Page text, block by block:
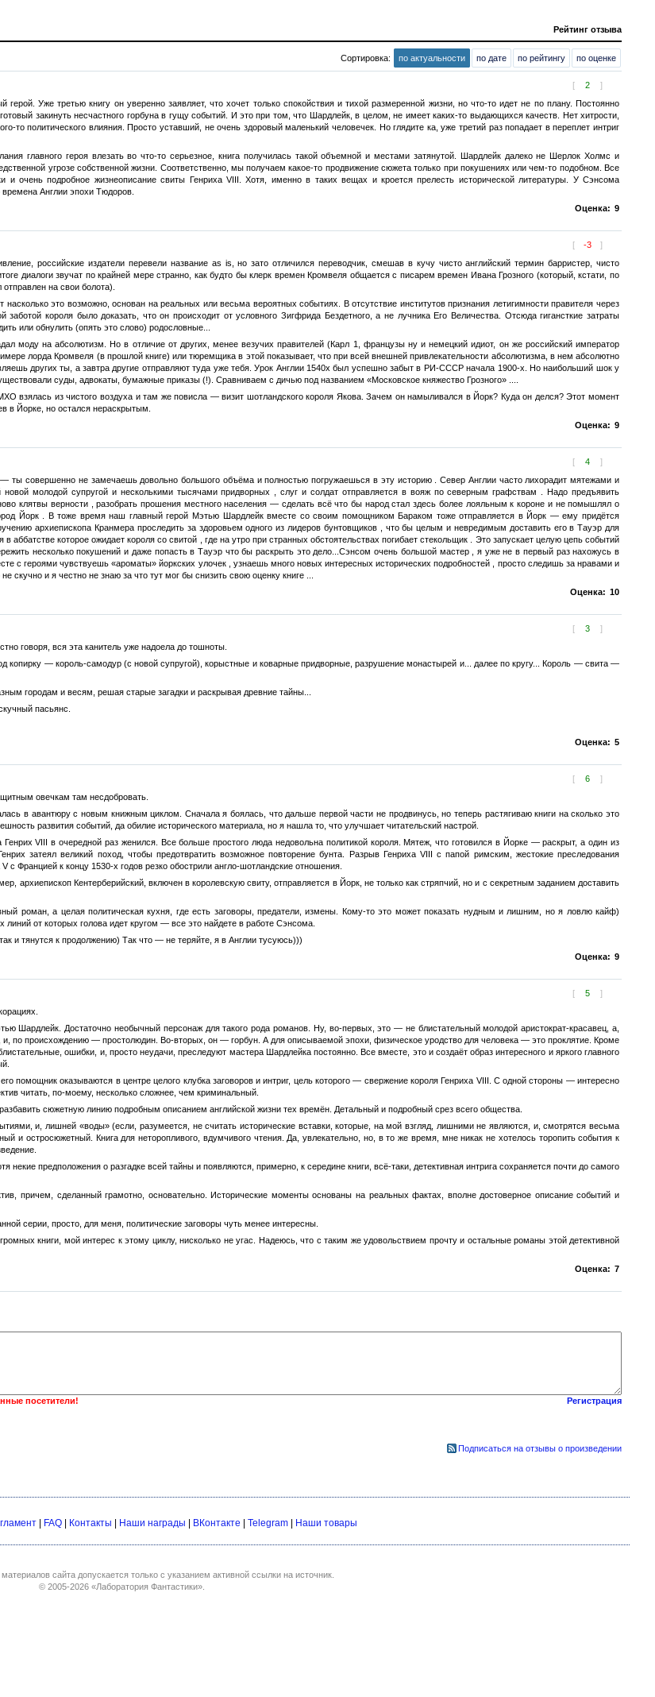
Рейтинг отзыва
Сортировка: по актуальности по дате по рейтингу по оценке
[ 2 ]
Уже третью книгу он уверенно заявляет, что хочет только спокойствия и тихой размеренной жизни, но что-то идет не по плану. Постоянно
закинуть несчастного горбуна в гущу событий. И это при том, что Шардлейк, в целом, не имеет каких-то выдающихся качеств. Нет хитрости,
то политического влияния. Просто уставший, не очень здоровый маленький человечек. Но глядите ка, уже третий раз попадает в переплет интриг
главного героя влезать во что-то серьезное, книга получилась такой объемной и местами затянутой. Шардлейк далеко не Шерлок Холмс и
угрозе собственной жизни. Соответственно, мы получаем какое-то продвижение сюжета только при покушениях или чем-то подобном. Все
и очень подробное жизнеописание свиты Генриха VIII. Хотя, именно в таких вещах и кроется прелесть исторической литературы. У Сэнсома
Англии эпохи Тюдоров.
Оценка: 9
[ -3 ]
российские издатели перевели название as is, но зато отличился переводчик, смешав в кучу чисто английский термин барристер, чисто
диалоги звучат по крайней мере странно, как будто бы клерк времен Кромвеля общается с писарем времен Ивана Грозного (который, кстати, по
на свои болота).
насколько это возможно, основан на реальных или весьма вероятных событиях. В отсутствие институтов признания летигимности правителя через
короля было доказать, что он происходит от условного Зигфрида Бездетного, а не лучника Его Величества. Отсюда гигансткие затраты
или обнулить (опять это слово) родословные...
моду на абсолютизм. Но в отличие от других, менее везучих правителей (Карл 1, французы ну и немецкий идиот, он же российский император
лорда Кромвеля (в прошлой книге) или тюремщика в этой показывает, что при всей внешней привлекательности абсолютизма, в нем абсолютно
других ты, а завтра другие отправляют туда уже тебя. Урок Англии 1540х был успешно забыт в РИ-СССР начала 1900-х. Но наибольший шок у
суды, адвокаты, бумажные приказы (!). Сравниваем с дичью под названием «Московское княжество Грозного» ....
взялась из чистого воздуха и там же повисла — визит шотландского короля Якова. Зачем он намыливался в Йорк? Куда он делся? Этот момент
в Йорке, но остался нераскрытым.
Оценка: 9
[ 4 ]
— ты совершенно не замечаешь довольно большого объёма и полностью погружаешься в эту историю . Север Англии часто лихорадит мятежами и
молодой супругой и несколькими тысячами придворных , слуг и солдат отправляется в вояж по северным графствам . Надо предъявить
клятвы верности , разобрать прошения местного населения — сделать всё что бы народ стал здесь более лояльным к короне и не помышлял о
Йорк . В тоже время наш главный герой Мэтью Шардлейк вместе со своим помощником Бараком тоже отправляется в Йорк — ему придётся
архиепископа Кранмера проследить за здоровьем одного из лидеров бунтовщиков , что бы целым и невредимым доставить его в Тауэр для
аббатстве которое ожидает короля со свитой , где на утро при странных обстоятельствах погибает стекольщик . Это запускает целую цепь событий
несколько покушений и даже попасть в Тауэр что бы раскрыть это дело...Сэнсом очень большой мастер , я уже не в первый раз нахожусь в
с героями чувствуешь «ароматы» йоркских улочек , узнаешь много новых интересных исторических подробностей , просто следишь за нравами и
и я честно не знаю за что тут мог бы снизить свою оценку книге ...
Оценка: 10
[ 3 ]
говоря, вся эта канитель уже надоела до тошноты.
копирку — король-самодур (с новой супругой), корыстные и коварные придворные, разрушение монастырей и... далее по кругу... Король — свита —
городам и весям, решая старые загадки и раскрывая древние тайны...
пасьянс.
Оценка: 5
[ 6 ]
овечкам там несдобровать.
в авантюру с новым книжным циклом. Сначала я боялась, что дальше первой части не продвинусь, но теперь растягиваю книги на сколько это
развития событий, да обилие исторического материала, но я нашла то, что улучшает читательский настрой.
VIII в очередной раз женился. Все больше простого люда недовольна политикой короля. Мятеж, что готовился в Йорке — раскрыт, а один из
затеял великий поход, чтобы предотвратить возможное повторение бунта. Разрыв Генриха VIII с папой римским, жестокие преследования
c Францией к концу 1530-х годов резко обострили англо-шотландские отношения.
архиепископ Кентерберийский, включен в королевскую свиту, отправляется в Йорк, не только как стряпчий, но и с секретным заданием доставить
роман, а целая политическая кухня, где есть заговоры, предатели, измены. Кому-то это может показать нудным и лишним, но я ловлю кайф)
от которых голова идет кругом — все это найдете в работе Сэнсома.
и тянутся к продолжению) Так что — не теряйте, я в Англии тусуюсь)))
Оценка: 9
[ 5 ]
Шардлейк. Достаточно необычный персонаж для такого рода романов. Ну, во-первых, это — не блистательный молодой аристократ-красавец, а,
и, по происхождению — простолюдин. Во-вторых, он — горбун. А для описываемой эпохи, физическое уродство для человека — это проклятие. Кроме
ошибки, и, просто неудачи, преследуют мастера Шардлейка постоянно. Все вместе, это и создаёт образ интересного и яркого главного
помощник оказываются в центре целого клубка заговоров и интриг, цель которого — свержение короля Генриха VIII. С одной стороны — интересно
читать, по-моему, несколько сложнее, чем криминальный.
сюжетную линию подробным описанием английской жизни тех времён. Детальный и подробный срез всего общества.
и, лишней «воды» (если, разумеется, не считать исторические вставки, которые, на мой взгляд, лишними не являются, и, смотрятся весьма
и остросюжетный. Книга для неторопливого, вдумчивого чтения. Да, увлекательно, но, в то же время, мне никак не хотелось торопить события к
некие предположения о разгадке всей тайны и появляются, примерно, к середине книги, всё-таки, детективная интрига сохраняется почти до самого
причем, сделанный грамотно, основательно. Исторические моменты основаны на реальных фактах, вполне достоверное описание событий и
серии, просто, для меня, политические заговоры чуть менее интересны.
книги, мой интерес к этому циклу, нисколько не угас. Надеюсь, что с таким же удовольствием прочту и остальные романы этой детективной
Оценка: 7
посетители! Регистрация
Подписаться на отзывы о произведении
FAQ Контакты Наши награды ВКонтакте Telegram Наши товары
сайта допускается только с указанием активной ссылки на источник.
© 2005-2026 «Лаборатория Фантастики».